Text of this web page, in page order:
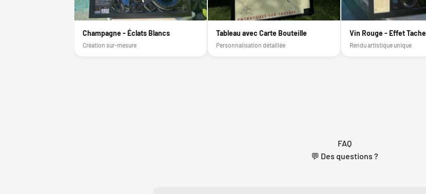
Champagne - Éclats Blancs
Création sur-mesure
Tableau avec Carte Bouteille
Personnalisation détaillée
Vin Rouge - Effet Tache
Rendu artistique unique
FAQ
💬 Des questions ?